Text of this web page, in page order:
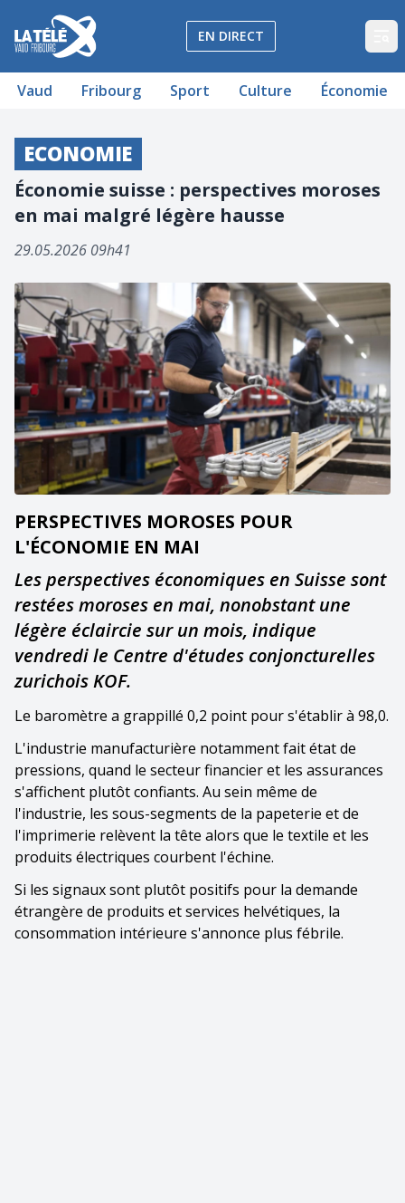
La Télé - Télévision régionale Vaud et Fribourg
EN DIRECT
Vaud Fribourg Sport Culture Économie
ECONOMIE
Économie suisse : perspectives moroses
en mai malgré légère hausse
29.05.2026 09h41
PERSPECTIVES MOROSES POUR
L'ÉCONOMIE EN MAI
Les perspectives économiques en Suisse sont
restées moroses en mai, nonobstant une
légère éclaircie sur un mois, indique
vendredi le Centre d'études conjoncturelles
zurichois KOF.
Le baromètre a grappillé 0,2 point pour s'établir à 98,0.
L'industrie manufacturière notamment fait état de
pressions, quand le secteur financier et les assurances
s'affichent plutôt confiants. Au sein même de
l'industrie, les sous-segments de la papeterie et de
l'imprimerie relèvent la tête alors que le textile et les
produits électriques courbent l'échine.
Si les signaux sont plutôt positifs pour la demande
étrangère de produits et services helvétiques, la
consommation intérieure s'annonce plus fébrile.